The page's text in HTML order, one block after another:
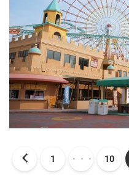
1 ・・・ 10